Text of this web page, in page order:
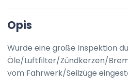
Opis
Wurde eine große Inspektion
Öle/Luftfilter/Zündkerzen/
vom Fahrwerk/Seilzüge